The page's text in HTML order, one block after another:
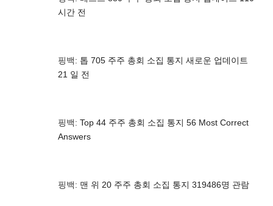
시간 전
핑백: 톱 705 주주 총회 소집 통지 새로운 업데이트
21 일 전
핑백: Top 44 주주 총회 소집 통지 56 Most Correct
Answers
핑백: 맨 위 20 주주 총회 소집 통지 319486명 관람